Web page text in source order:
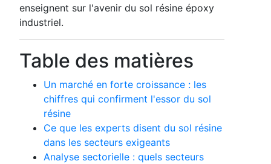
enseignent sur l'avenir du sol résine époxy
industriel.
Table des matières
Un marché en forte croissance : les
chiffres qui confirment l'essor du sol
résine
Ce que les experts disent du sol résine
dans les secteurs exigeants
Analyse sectorielle : quels secteurs